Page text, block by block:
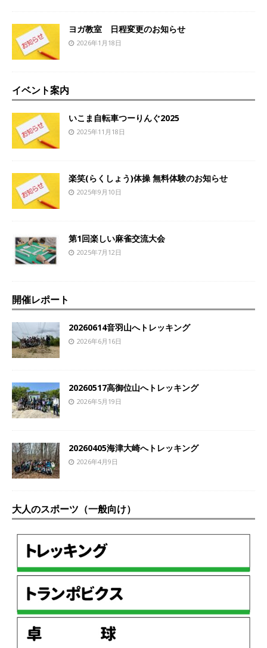
ヨガ教室 日程変更のお知らせ
2026年1月18日
イベント案内
いこま自転車つーりんぐ2025
2025年11月18日
楽笑(らくしょう)体操 無料体験のお知らせ
2025年9月10日
第1回楽しい麻雀交流大会
2025年7月12日
開催レポート
20260614音羽山へトレッキング
2026年6月16日
20260517高御位山へトレッキング
2026年5月19日
20260405海津大崎へトレッキング
2026年4月9日
大人のスポーツ（一般向け）